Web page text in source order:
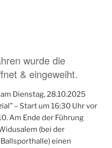
wurde die
& eingeweiht.
Dienstag, 28.10.2025
– Start um 16:30 Uhr vor
Am Ende der Führung
(bei der
einen